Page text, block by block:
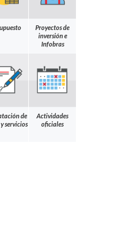
Proyectos de
inversión e
Infobras
de
servicios
Actividades
oficiales